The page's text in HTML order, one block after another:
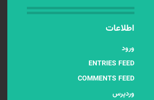
اطلاعات
ورود
ENTRIES FEED
COMMENTS FEED
وردپرس